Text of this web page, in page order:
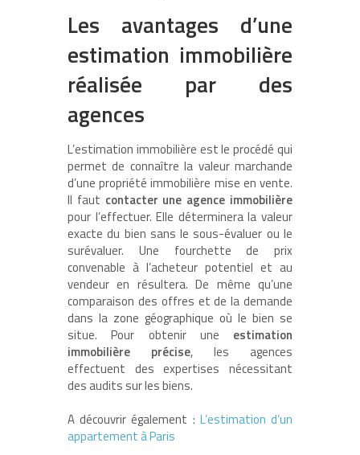
Les avantages d’une
estimation immobilière
réalisée par des
agences
L’estimation immobilière est le procédé qui
permet de connaître la valeur marchande
d’une propriété immobilière mise en vente.
Il faut contacter une agence immobilière
pour l’effectuer. Elle déterminera la valeur
exacte du bien sans le sous-évaluer ou le
surévaluer. Une fourchette de prix
convenable à l’acheteur potentiel et au
vendeur en résultera. De même qu’une
comparaison des offres et de la demande
dans la zone géographique où le bien se
situe. Pour obtenir une estimation
immobilière précise, les agences
effectuent des expertises nécessitant
des audits sur les biens.
A découvrir également : L’estimation d’un
appartement à Paris